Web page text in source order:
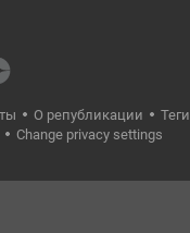
О републикации
Теги
Change privacy settings